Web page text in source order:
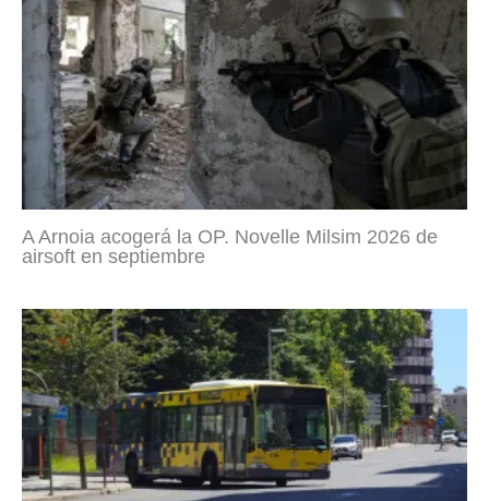
A Arnoia acogerá la OP. Novelle Milsim 2026 de
airsoft en septiembre